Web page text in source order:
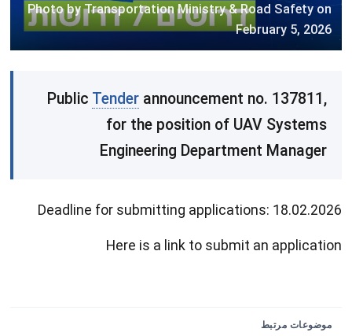
Photo by Transportation Ministry & Road Safety on
February 5, 2026
Public Tenderannouncement no. 137811,
for the position of UAV Systems
Engineering Department Manager
Deadline for submitting applications: 18.02.2026
Here is a link to submit an application
موضوعات مرتبط